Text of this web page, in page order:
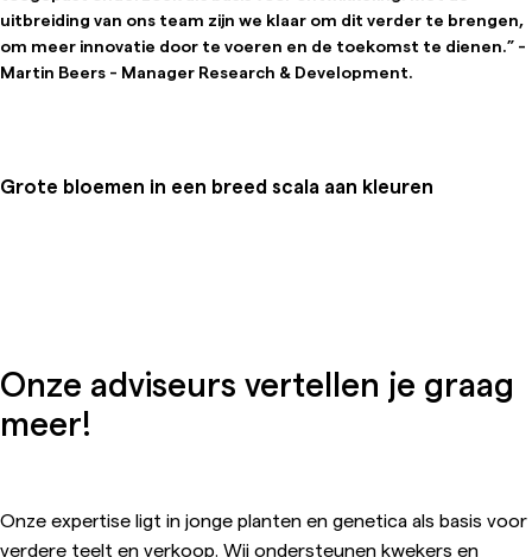
uitbreiding van ons team zijn we klaar om dit verder te brengen,
om meer innovatie door te voeren en de toekomst te dienen.” -
Martin Beers - Manager Research & Development.
Grote bloemen in een breed scala aan kleuren
Onze adviseurs vertellen je graag
meer!
Onze expertise ligt in jonge planten en genetica als basis voor
verdere teelt en verkoop. Wij ondersteunen kwekers en